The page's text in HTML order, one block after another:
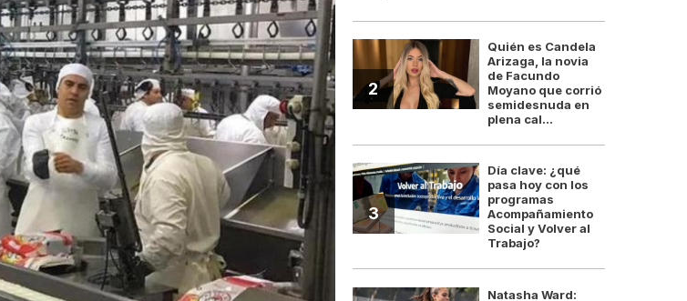
2
Quién es Candela
Arizaga, la novia
de Facundo
Moyano que corrió
semidesnuda en
plena cal...
3
Día clave: ¿qué
pasa hoy con los
programas
Acompañamiento
Social y Volver al
Trabajo?
Natasha Ward: